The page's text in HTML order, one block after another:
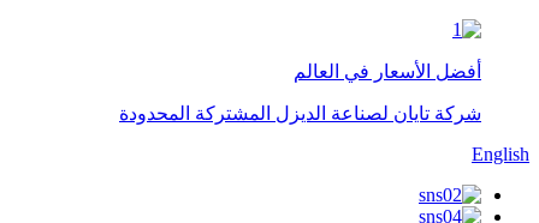
أفضل الأسعار في العالم
شركة تايان لصناعة الديزل المشتركة المحدودة
English